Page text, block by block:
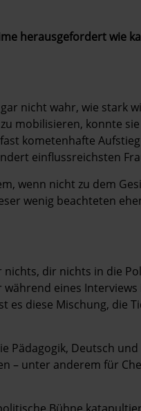
herausgefordert wie
nicht wahr, wie stark
mobilisieren, konnte
kometenhafte
einflussreichsten
wenn nicht zu dem
wenig beachteten
dir nichts in die
eines
diese Mischung, die
Pädagogik, Deutsch
– unter anderem für